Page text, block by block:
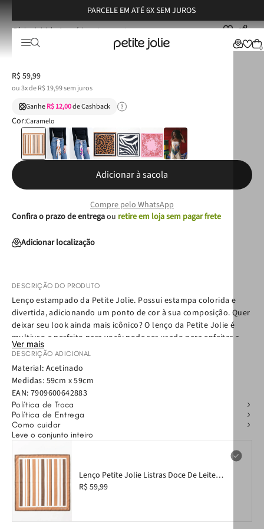
PARCELE EM ATÉ 6X SEM JUROS
0
Acessórios Lenços Lenço Petite Jolie Listras Doce De Leite PJ20085
Lenço Petite Jolie Listras Doce De Leite PJ20085
R$ 59,99
ou3x deR$ 19,99sem juros
GanheR$ 12,00de Cashback
Cor:Caramelo
Adicionar à sacola
Compre pelo WhatsApp
Confira o prazo de entregaou retire em loja sem pagar frete
Adicionar localização
DESCRIÇÃO DO PRODUTO
Lenço estampado da Petite Jolie. Possui estampa colorida e
divertida, adicionando um ponto de cor à sua composição. Quer
deixar seu look ainda mais icônico? O lenço da Petite Jolie é
multiuso e perfeito para você: pode ser usado para enfeitar a
bolsa, seu pescoço, cabelo, cintura e muito mais. Aposte!
Ver mais
DESCRIÇÃO ADICIONAL
Material: Acetinado
Medidas: 59cm x 59cm
EAN: 7909600642883
Política de Troca
Política de Entrega
Como cuidar
Leve o conjunto inteiro
Lenço Petite Jolie Listras Doce De Leite
PJ20085
R$ 59,99